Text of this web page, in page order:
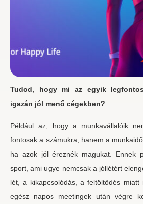
Tudod, hogy mi az egyik
igazán jól menő cégekben?
Például az, hogy a munkavállalóik
fontosak a számukra, hanem a
ha azok jól éreznék magukat. Ennek
sport, ami ugye nemcsak a jóllétért
lét, a kikapcsolódás, a feltöltődés
egész napos meetingek után végre